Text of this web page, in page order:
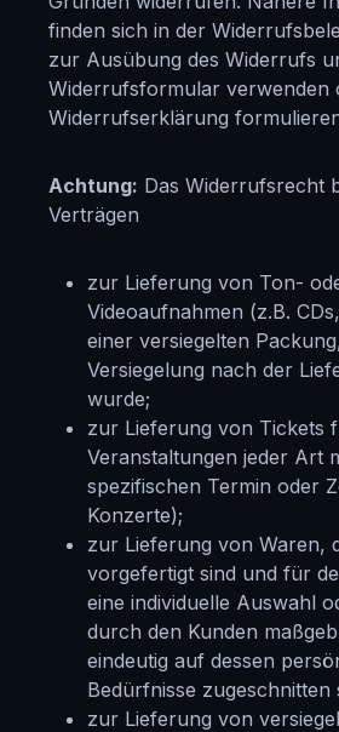
finden sich in der
zur Ausübung des Widerrufs
Widerrufsformular verwenden
Widerrufserklärung
Achtung: Das Widerrufsrecht
Verträgen
zur Lieferung von Ton-
Videoaufnahmen (z.B.
einer versiegelten
Versiegelung nach der
wurde;
zur Lieferung von Tickets
Veranstaltungen jeder Art
spezifischen Termin oder
Konzerte);
zur Lieferung von Waren,
vorgefertigt sind und für
eine individuelle Auswahl
durch den Kunden
eindeutig auf dessen
Bedürfnisse zugeschnitten
zur Lieferung von